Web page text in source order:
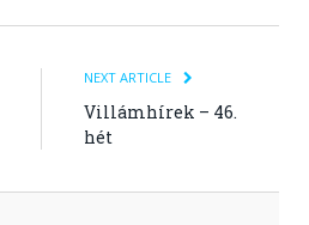
NEXT ARTICLE
Villámhírek – 46.
hét